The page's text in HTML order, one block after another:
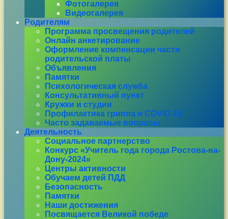
Фотогалерея
Видеогалерея
Родителям
Программа просвещения родителей
Онлайн анкетирование
Оформление компенсации части
родительской платы
Объявления
Памятки
Психологическая служба
Консультативный пункт
Кружки и студии
Профилактика гриппа и COVID-19
Часто задаваемые вопросы
Деятельность
Социальное партнерство
Конкурс «Учитель года города Ростова-на-
Дону-2024»
Центры активности
Обучаем детей ПДД
Безопасность
Памятки
Наши достижения
Посвящается Великой победе